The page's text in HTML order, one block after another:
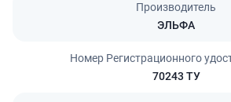
Производитель
ЭЛЬФА
Номер Регистрационного
70243 ТУ